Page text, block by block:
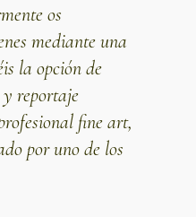
os
mediante una
la opción de
y reportaje
fine art,
por uno de los